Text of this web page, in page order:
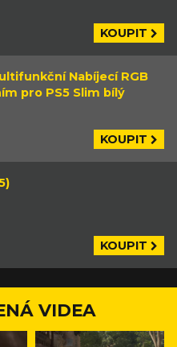
KOUPIT
Nabíjecí RGB
pro PS5 Slim bílý
KOUPIT
KOUPIT
VIDEA